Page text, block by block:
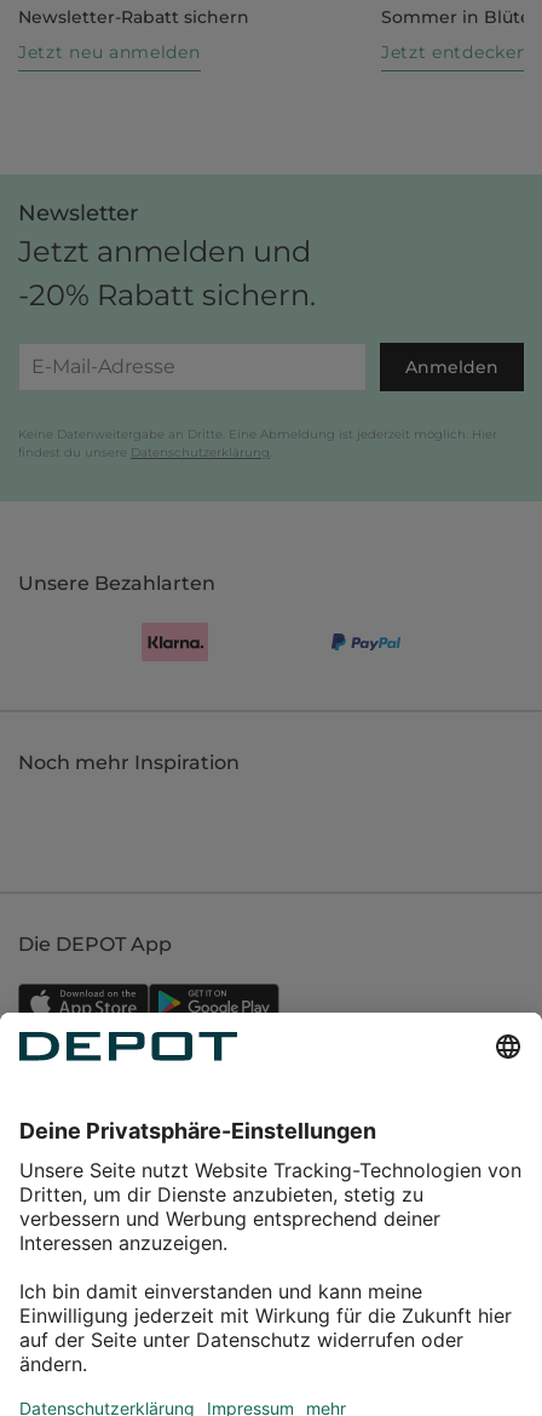
Newsletter-Rabatt sichern
Jetzt neu anmelden
Sommer in Blüte
Jetzt entdecken
Newsletter
Jetzt anmelden und
-20% Rabatt sichern.
Anmelden
Keine Datenweitergabe an Dritte. Eine Abmeldung ist jederzeit möglich. Hier
findest du unsere Datenschutzerklärung
Unsere Bezahlarten
Noch mehr Inspiration
Die DEPOT App
Service
Über DEPOT
Kontakt